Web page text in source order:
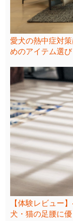
愛犬の熱中症対
めのアイテム選び
【体験レビュー
犬・猫の足腰に